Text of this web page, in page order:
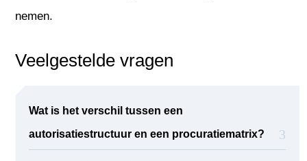
nemen.
Veelgestelde vragen
Wat is het verschil tussen een
autorisatiestructuur en een procuratiematrix?